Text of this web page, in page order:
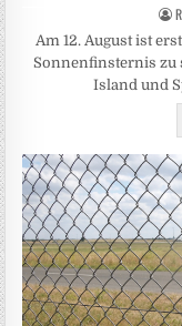
Am 12. August ist
Sonnenfinsternis zu
Island und